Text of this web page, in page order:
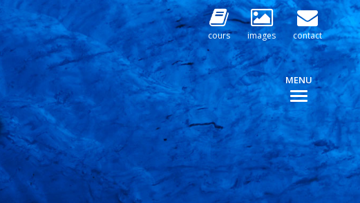
cours images contact
MENU